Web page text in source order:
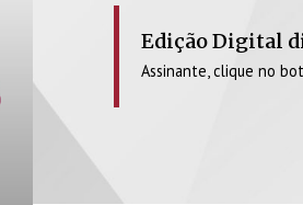
Edição Digital
Assinante, clique no